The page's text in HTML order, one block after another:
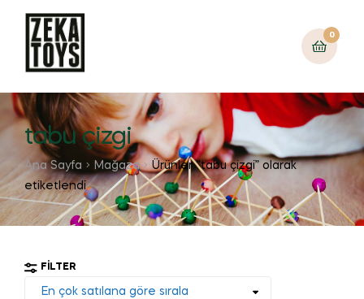
0
tabu çizgi
Ana Sayfa Mağaza
Ürünler “tabu çizgi” olarak
etiketlendi
FILTER